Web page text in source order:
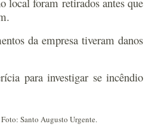
da empresa tiveram danos
para investigar se incêndio
Santo Augusto Urgente.